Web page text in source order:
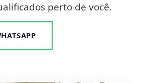
perto de você.